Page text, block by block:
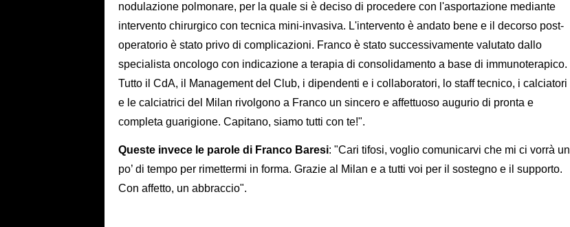
nodulazione polmonare, per la quale si è deciso di procedere con l'asportazione mediante
intervento chirurgico con tecnica mini-invasiva. L'intervento è andato bene e il decorso post-
operatorio è stato privo di complicazioni. Franco è stato successivamente valutato dallo
specialista oncologo con indicazione a terapia di consolidamento a base di immunoterapico.
Tutto il CdA, il Management del Club, i dipendenti e i collaboratori, lo staff tecnico, i calciatori
e le calciatrici del Milan rivolgono a Franco un sincero e affettuoso augurio di pronta e
completa guarigione. Capitano, siamo tutti con te!".
Queste invece le parole di Franco Baresi: "Cari tifosi, voglio comunicarvi che mi ci vorrà un
po’ di tempo per rimettermi in forma. Grazie al Milan e a tutti voi per il sostegno e il supporto.
Con affetto, un abbraccio".